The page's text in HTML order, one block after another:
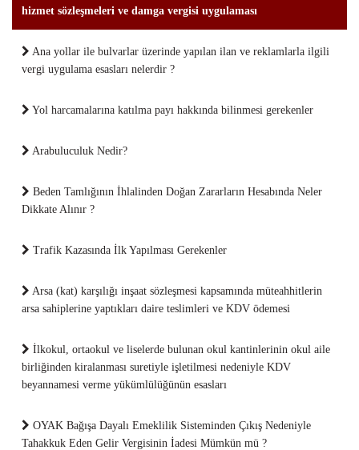
hizmet sözleşmeleri ve damga vergisi uygulaması
Ana yollar ile bulvarlar üzerinde yapılan ilan ve reklamlarla ilgili
vergi uygulama esasları nelerdir ?
Yol harcamalarına katılma payı hakkında bilinmesi gerekenler
Arabuluculuk Nedir?
Beden Tamlığının İhlalinden Doğan Zararların Hesabında Neler
Dikkate Alınır ?
Trafik Kazasında İlk Yapılması Gerekenler
Arsa (kat) karşılığı inşaat sözleşmesi kapsamında müteahhitlerin
arsa sahiplerine yaptıkları daire teslimleri ve KDV ödemesi
İlkokul, ortaokul ve liselerde bulunan okul kantinlerinin okul aile
birliğinden kiralanması suretiyle işletilmesi nedeniyle KDV
beyannamesi verme yükümlülüğünün esasları
OYAK Bağışa Dayalı Emeklilik Sisteminden Çıkış Nedeniyle
Tahakkuk Eden Gelir Vergisinin İadesi Mümkün mü ?